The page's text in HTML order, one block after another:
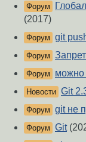
Форум
(2017)
Форум git
Форум
Форум можно
Новости Git
Форум git не
Форум Git